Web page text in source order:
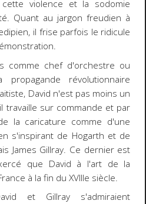
violence et la sodomie
Quant au jargon freudien à
il frise parfois le ridicule
comme chef d'orchestre ou
révolutionnaire
David n'est pas moins un
travaille sur commande et par
la caricature comme d'une
s'inspirant de Hogarth et de
James Gillray. Ce dernier est
que David à l'art de la
à la fin du XVIIIe siècle.
et Gillray s'admiraient